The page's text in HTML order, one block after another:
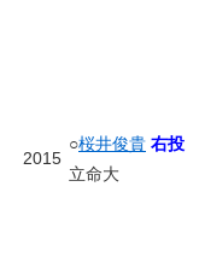
2015
○桜井俊貴 右投
立命大